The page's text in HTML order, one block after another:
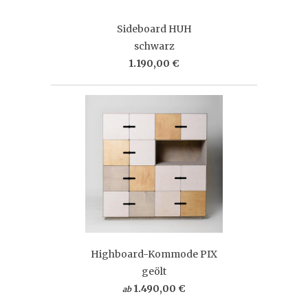
Sideboard HUH
schwarz
1.190,00 €
Highboard-Kommode PIX
geölt
ab 1.490,00 €